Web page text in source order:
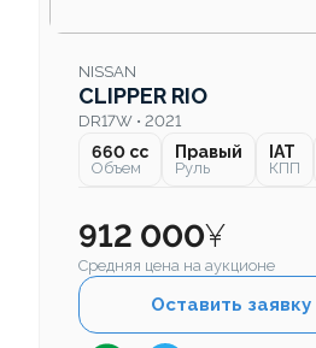
NISSAN
CLIPPER RIO
DR17W • 2021
660 cc
Объем
Правый
Руль
IAT
КПП
912 000¥
Средняя цена на аукционе
Оставить